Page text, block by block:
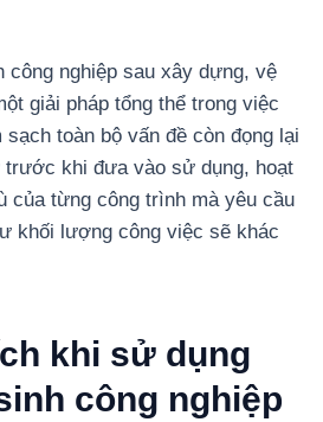
công nghiệp sau xây dựng, vệ
giải pháp tổng thể trong việc
toàn bộ vấn đề còn đọng lại
khi đưa vào sử dụng, hoạt
của từng công trình mà yêu cầu
khối lượng công việc sẽ khác
khi sử dụng
công nghiệp